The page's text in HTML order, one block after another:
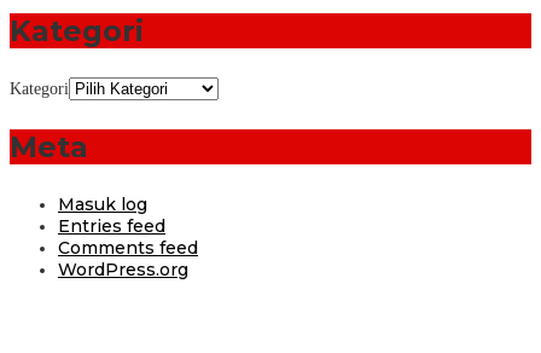
Kategori
Kategori
Meta
Masuk log
Entries feed
Comments feed
WordPress.org